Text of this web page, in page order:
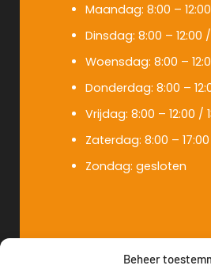
Beheer
Maandag: 8:00 –
Dinsdag: 8:00 – 12:00 /
Woensdag: 8:00 –
Donderdag: 8:00 –
Vrijdag: 8:00 – 12:00 /
Zaterdag: 8:00 – 17:00
Zondag: gesloten